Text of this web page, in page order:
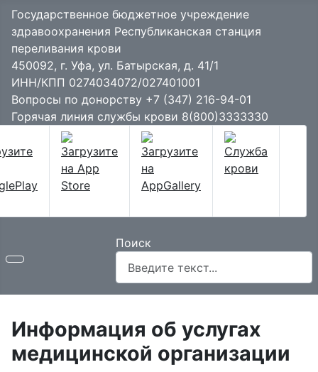
Государственное бюджетное учреждение
здравоохранения Республиканская станция
переливания крови
450092, г. Уфа, ул. Батырская, д. 41/1
ИНН/КПП 0274034072/027401001
Вопросы по донорству +7 (347) 216-94-01
Горячая линия службы крови 8(800)3333330
Поиск
Информация об услугах
медицинской организации